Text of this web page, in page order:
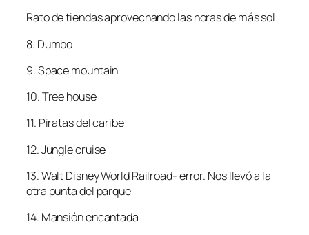
Rato de tiendas aprovechando las horas de más sol
8. Dumbo
9. Space mountain
10. Tree house
11. Piratas del caribe
12. Jungle cruise
13. Walt Disney World Railroad- error. Nos llevó a la
otra punta del parque
14. Mansión encantada